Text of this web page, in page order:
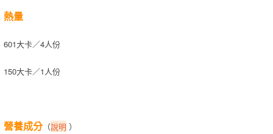
熱量
601大卡／4人份
150大卡／1人份
營養成分（說明 ）